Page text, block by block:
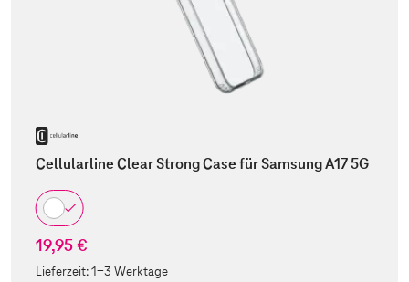
Cellularline Clear Strong Case für Samsung A17 5G
19,95 €
Lieferzeit:1-3 Werktage